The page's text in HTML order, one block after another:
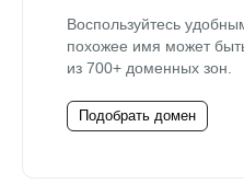
Воспользуйтесь
похожее имя может
из 700+ доменных зон.
Подобрать домен